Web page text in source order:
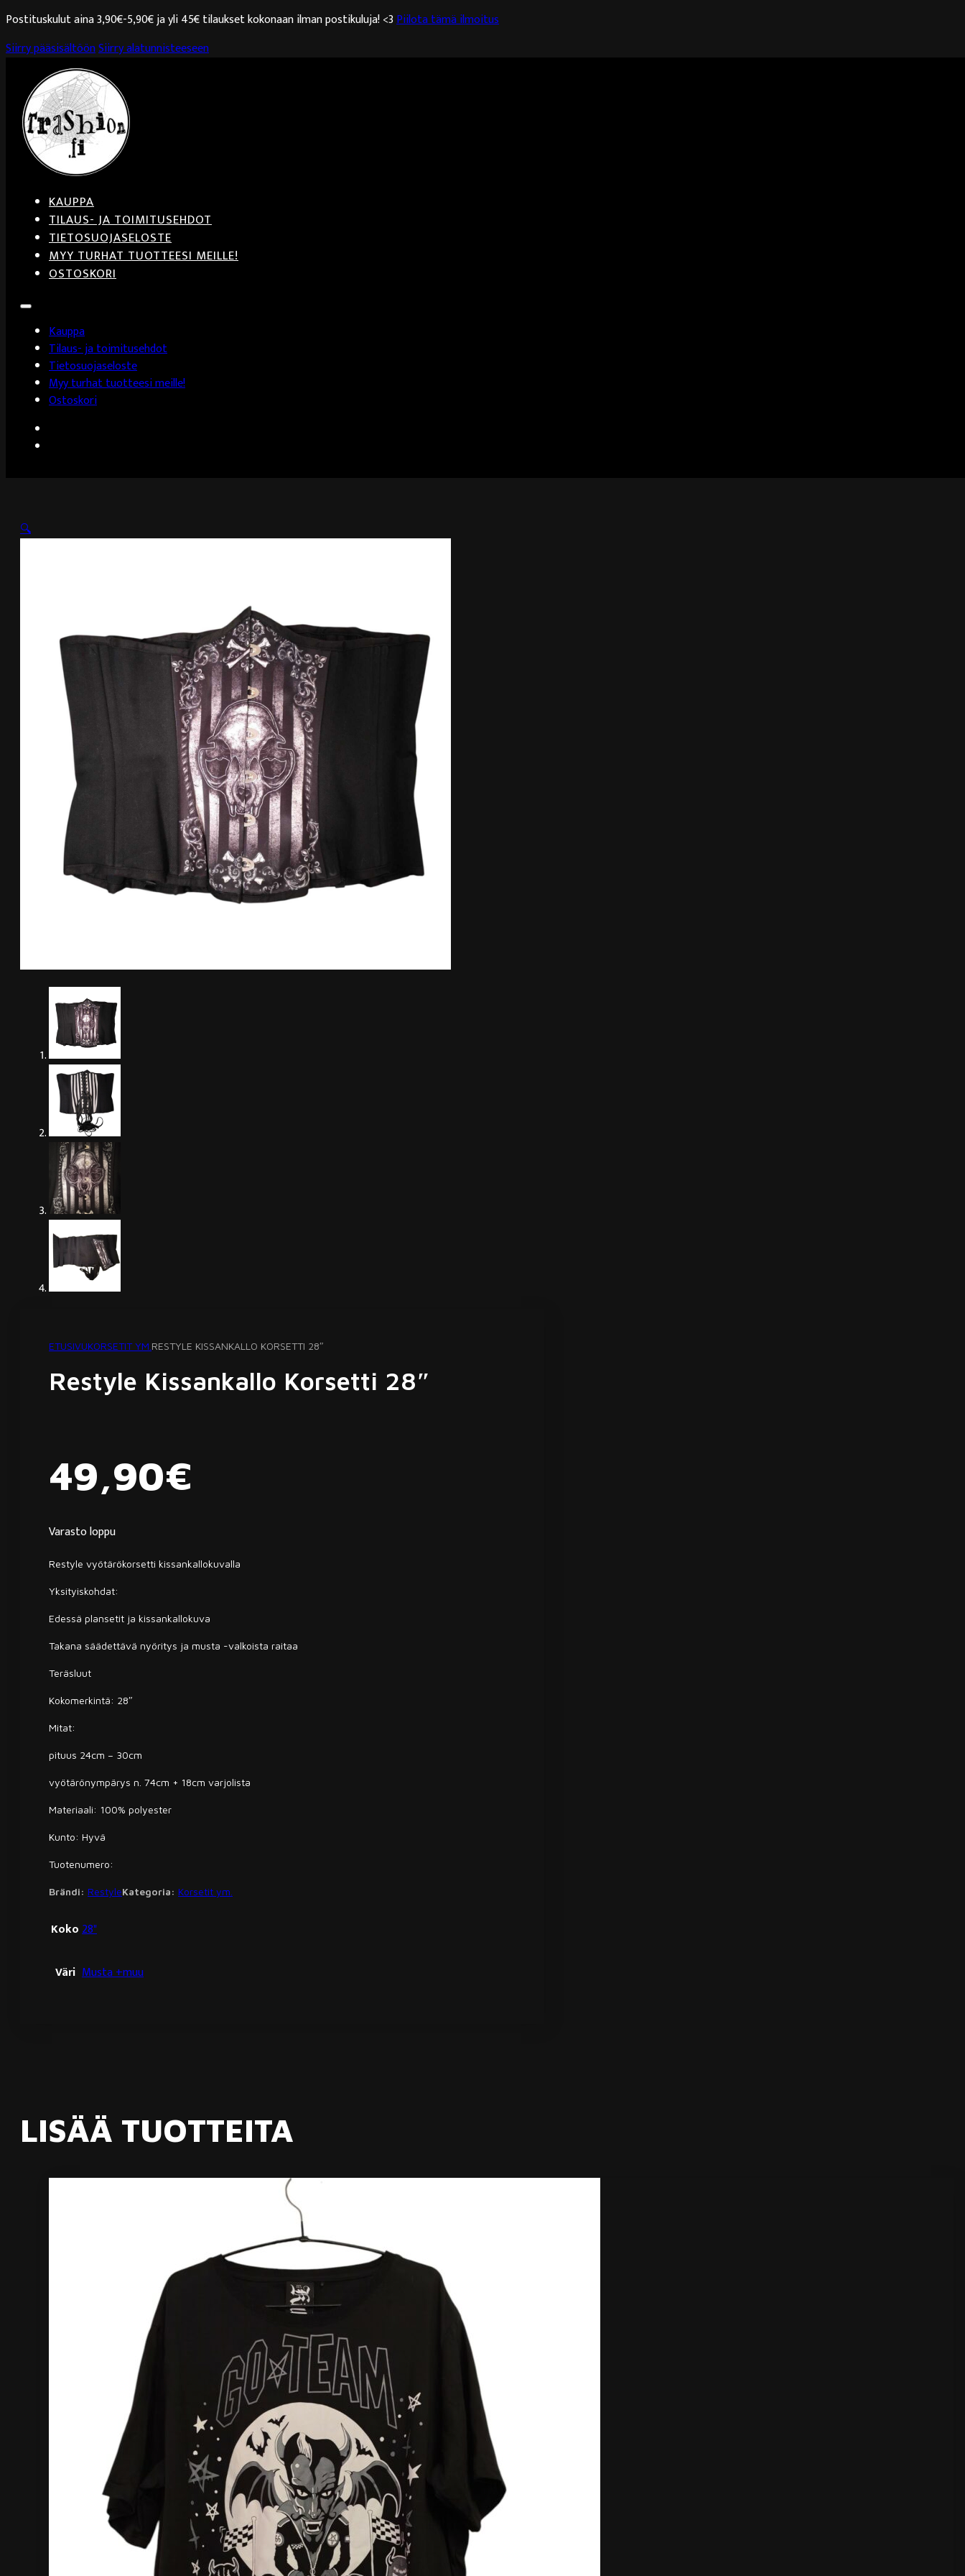
Postituskulut aina 3,90€-5,90€ ja yli 45€ tilaukset kokonaan ilman postikuluja! <3Piilota tämä ilmoitus
Siirry pääsisältöönSiirry alatunnisteeseen
KAUPPA
TILAUS- JA TOIMITUSEHDOT
TIETOSUOJASELOSTE
MYY TURHAT TUOTTEESI MEILLE!
OSTOSKORI
Kauppa
Tilaus- ja toimitusehdot
Tietosuojaseloste
Myy turhat tuotteesi meille!
Ostoskori
🔍
ETUSIVUKORSETIT YM. RESTYLE KISSANKALLO KORSETTI 28″
Restyle Kissankallo Korsetti 28″
49,90€
Varasto loppu
Restyle vyötärökorsetti kissankallokuvalla
Yksityiskohdat:
Edessä plansetit ja kissankallokuva
Takana säädettävä nyöritys ja musta -valkoista raitaa
Teräsluut
Kokomerkintä: 28″
Mitat:
pituus 24cm – 30cm
vyötärönympärys n. 74cm + 18cm varjolista
Materiaali: 100% polyester
Kunto: Hyvä
Tuotenumero:
Brändi: RestyleKategoria: Korsetit ym.
Koko28"
Väri Musta +muu
LISÄÄ TUOTTEITA